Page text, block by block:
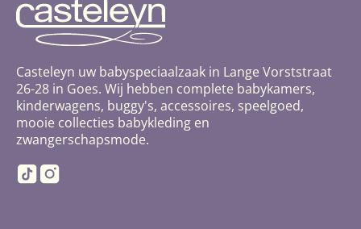
Casteleyn uw babyspeciaalzaak in Lange Vorststraat
26-28 in Goes. Wij hebben complete babykamers,
kinderwagens, buggy's, accessoires, speelgoed,
mooie collecties babykleding en
zwangerschapsmode.
TikTokInstagram